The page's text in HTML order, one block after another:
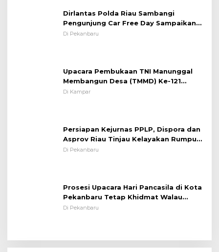
Dirlantas Polda Riau Sambangi
Pengunjung Car Free Day Sampaikan
Pesan Edukasi Kamtibmas &
Di Pekanbaru
Upacara Pembukaan TNI Manunggal
Membangun Desa (TMMD) Ke-121
Kodim 0313/KPR Tahun 2024) ?
Di Kampar
Persiapan Kejurnas PPLP, Dispora dan
Asprov Riau Tinjau Kelayakan Rumput
Lapangan Sepakbola
Di Pekanbaru
Prosesi Upacara Hari Pancasila di Kota
Pekanbaru Tetap Khidmat Walau
Dalam Ruangan
Di Pekanbaru